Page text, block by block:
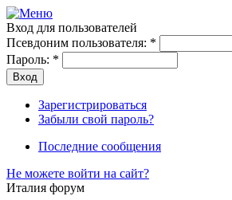
Вход для пользователей
Псевдоним пользователя: *
Пароль: *
Зарегистрироваться
Забыли свой пароль?
Последние сообщения
Не можете войти на сайт?
Италия форум